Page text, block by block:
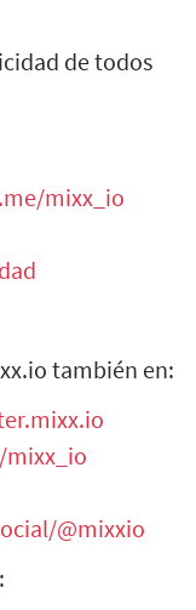
de todos
mixx_io
también en:
@mixxio